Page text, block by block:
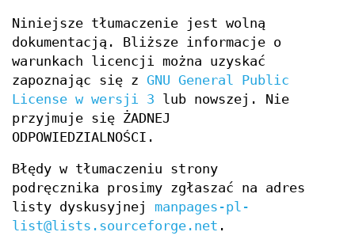
Niniejsze tłumaczenie jest wolną
dokumentacją. Bliższe informacje o
warunkach licencji można uzyskać
zapoznając się z GNU General Public
License w wersji 3 lub nowszej. Nie
przyjmuje się ŻADNEJ
ODPOWIEDZIALNOŚCI.
Błędy w tłumaczeniu strony
podręcznika prosimy zgłaszać na adres
listy dyskusyjnej manpages-pl-
list@lists.sourceforge.net .